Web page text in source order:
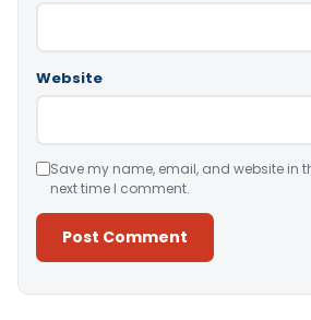
Website
Save my name, email, and website in
next time I comment.